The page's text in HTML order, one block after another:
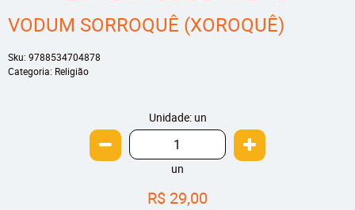
VODUM SORROQUÊ (XOROQUÊ)
Sku: 9788534704878
Categoria: Religião
Unidade: un
un
R$ 29,00